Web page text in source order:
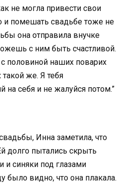
не могла привести свои
и помешать свадьбе тоже не
она отправила внучке
с ним быть счастливой.
половиной наших поварих
же. Я тебя
на себя и не жалуйся потом.”
Инна заметила, что
долго пытались скрыть
и синяки под глазами
было видно, что она плакала.